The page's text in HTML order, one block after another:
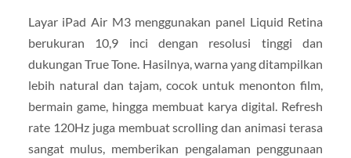
Layar iPad Air M3 menggunakan panel Liquid Retina
berukuran 10,9 inci dengan resolusi tinggi dan
dukungan True Tone. Hasilnya, warna yang ditampilkan
lebih natural dan tajam, cocok untuk menonton film,
bermain game, hingga membuat karya digital. Refresh
rate 120Hz juga membuat scrolling dan animasi terasa
sangat mulus, memberikan pengalaman penggunaan